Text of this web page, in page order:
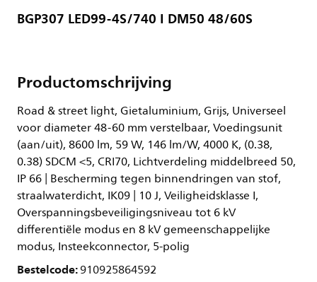
BGP307 LED99-4S/740 I DM50 48/60S
Productomschrijving
Road & street light, Gietaluminium, Grijs, Universeel
voor diameter 48-60 mm verstelbaar, Voedingsunit
(aan/uit), 8600 lm, 59 W, 146 lm/W, 4000 K, (0.38,
0.38) SDCM <5, CRI70, Lichtverdeling middelbreed 50,
IP 66 | Bescherming tegen binnendringen van stof,
straalwaterdicht, IK09 | 10 J, Veiligheidsklasse I,
Overspanningsbeveiligingsniveau tot 6 kV
differentiële modus en 8 kV gemeenschappelijke
modus, Insteekconnector, 5-polig
Bestelcode:910925864592